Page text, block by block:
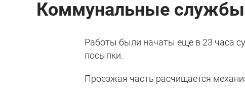
Коммунальные службы
Работы были начаты еще в 23 часа
посыпки.
Проезжая часть расчищается